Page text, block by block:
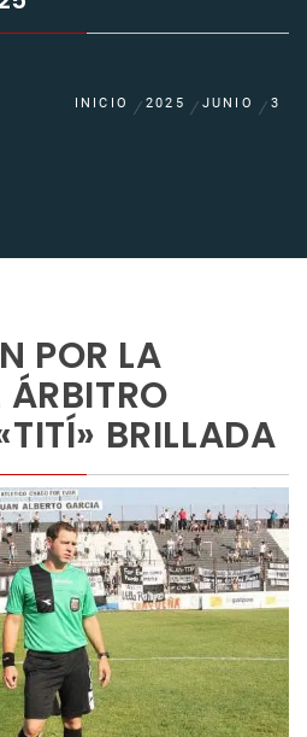
INICIO 2025 JUNIO 3
POR LA
ÁRBITRO
BRILLADA